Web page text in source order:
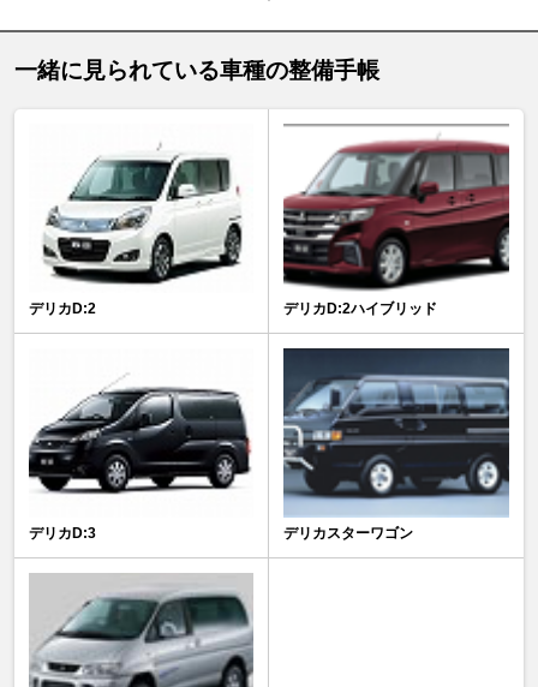
一緒に見られている車種の整備手帳
デリカD:2 デリカD:2ハイブリッド
デリカD:3 デリカスターワゴン